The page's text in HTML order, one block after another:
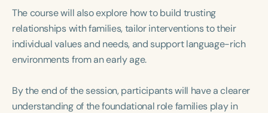
The course will also explore how to build trusting
relationships with families, tailor interventions to their
individual values and needs, and support language-rich
environments from an early age.
By the end of the session, participants will have a clearer
understanding of the foundational role families play in